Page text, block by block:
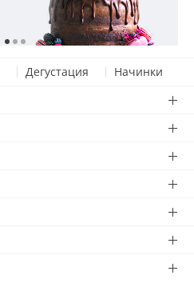
Дегустация Начинки